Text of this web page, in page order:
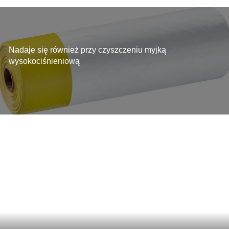
Nadaje się również przy czyszczeniu myjką
wysokociśnieniową